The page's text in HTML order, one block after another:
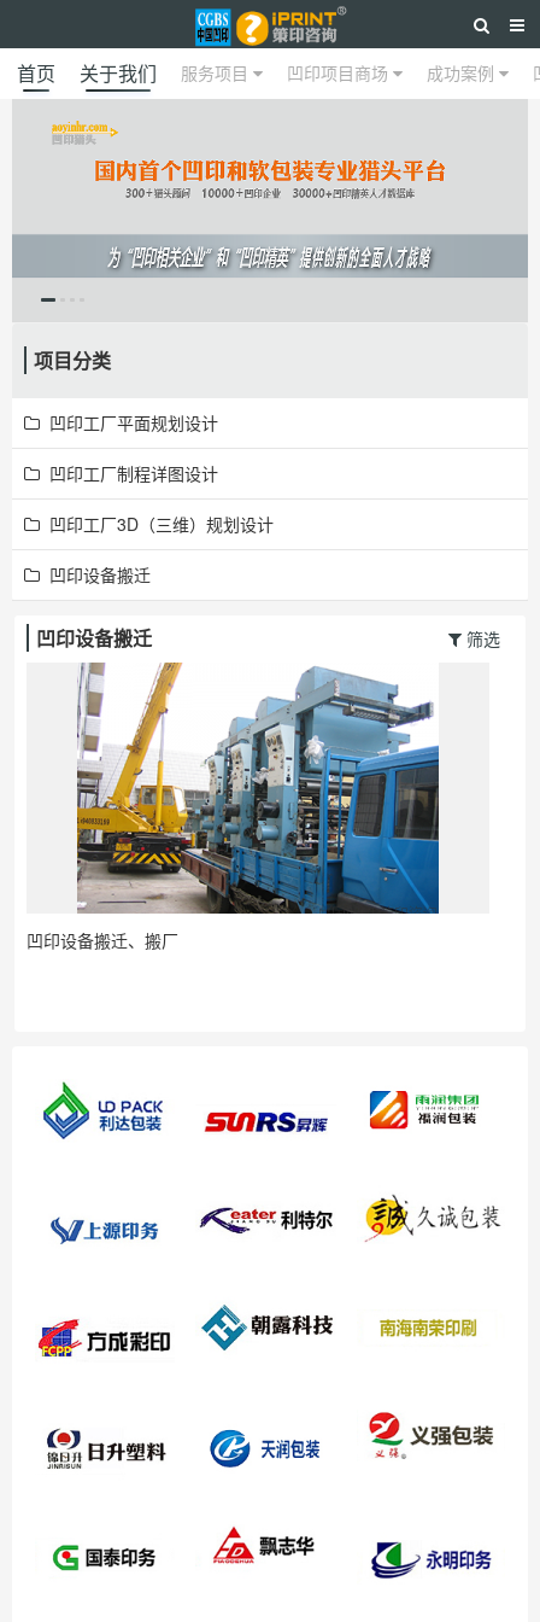
首页 关于我们 服务项目 凹印项目商场 成功案例
项目分类
凹印工厂平面规划设计
凹印工厂制程详图设计
凹印工厂3D（三维）规划设计
凹印设备搬迁
凹印设备搬迁 筛选
凹印设备搬迁、搬厂